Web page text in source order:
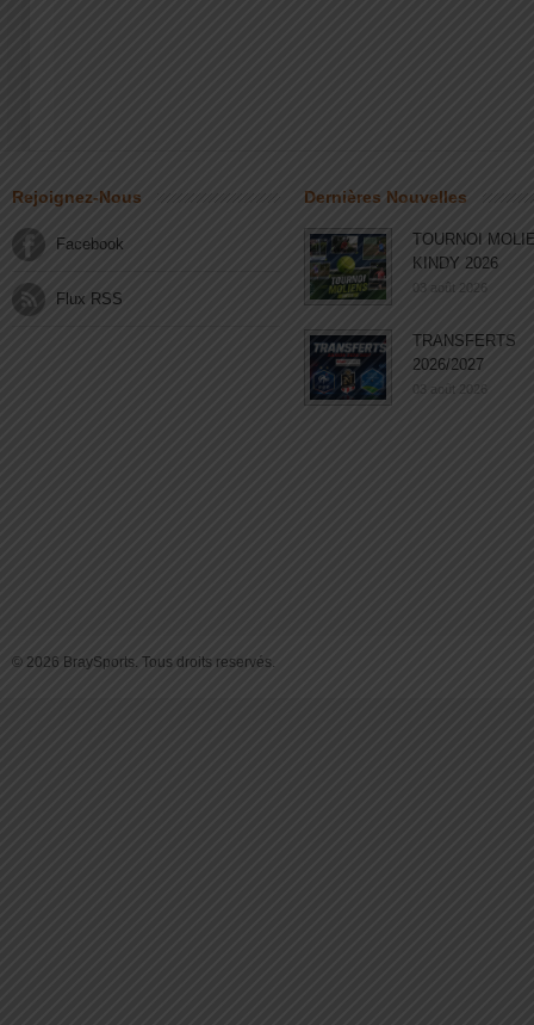
Rejoignez-Nous
Facebook
Flux RSS
Dernières Nouvelles
TOURNOI
KINDY 2026
03 août 2026
TRANSFERTS
2026/2027
03 août 2026
© 2026 BraySports. Tous droits reservés.